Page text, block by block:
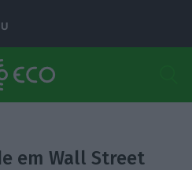
em Wall Street